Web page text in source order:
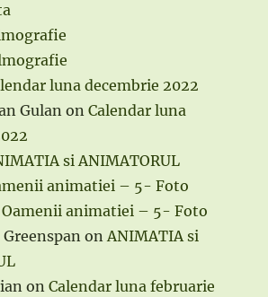
luna decembrie 2022
Gulan onCalendar luna
si ANIMATORUL
animatiei – 5- Foto
Oamenii animatiei – 5- Foto
onANIMATIA si
onCalendar luna februarie